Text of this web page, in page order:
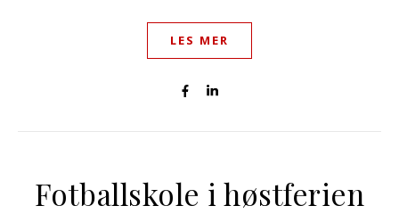
LES MER
Fotballskole i høstferien